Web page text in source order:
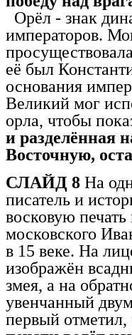
Орёл - знак
императоров.
её был
основания
Великий мог
орла, чтобы
и разделённая
Восточную,
СЛАЙД 8 На
писатель и
восковую печать
московского
в 15 веке. На
изображён
змея, а на
увенчанный
первый